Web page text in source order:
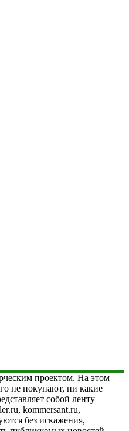
проектом. На этом
не покупают, ни какие
собой ленту
kommersant.ru,
без искажения,